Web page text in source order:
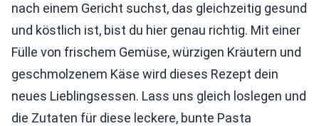
nach einem Gericht suchst, das gleichzeitig gesund
und köstlich ist, bist du hier genau richtig. Mit einer
Fülle von frischem Gemüse, würzigen Kräutern und
geschmolzenem Käse wird dieses Rezept dein
neues Lieblingsessen. Lass uns gleich loslegen und
die Zutaten für diese leckere, bunte Pasta